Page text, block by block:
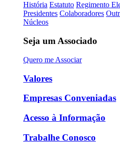
História Estatuto Regimento
Presidentes Colaboradores
Núcleos
Seja um Associado
Quero me Associar
Valores
Empresas Conveniadas
Acesso à Informação
Trabalhe Conosco